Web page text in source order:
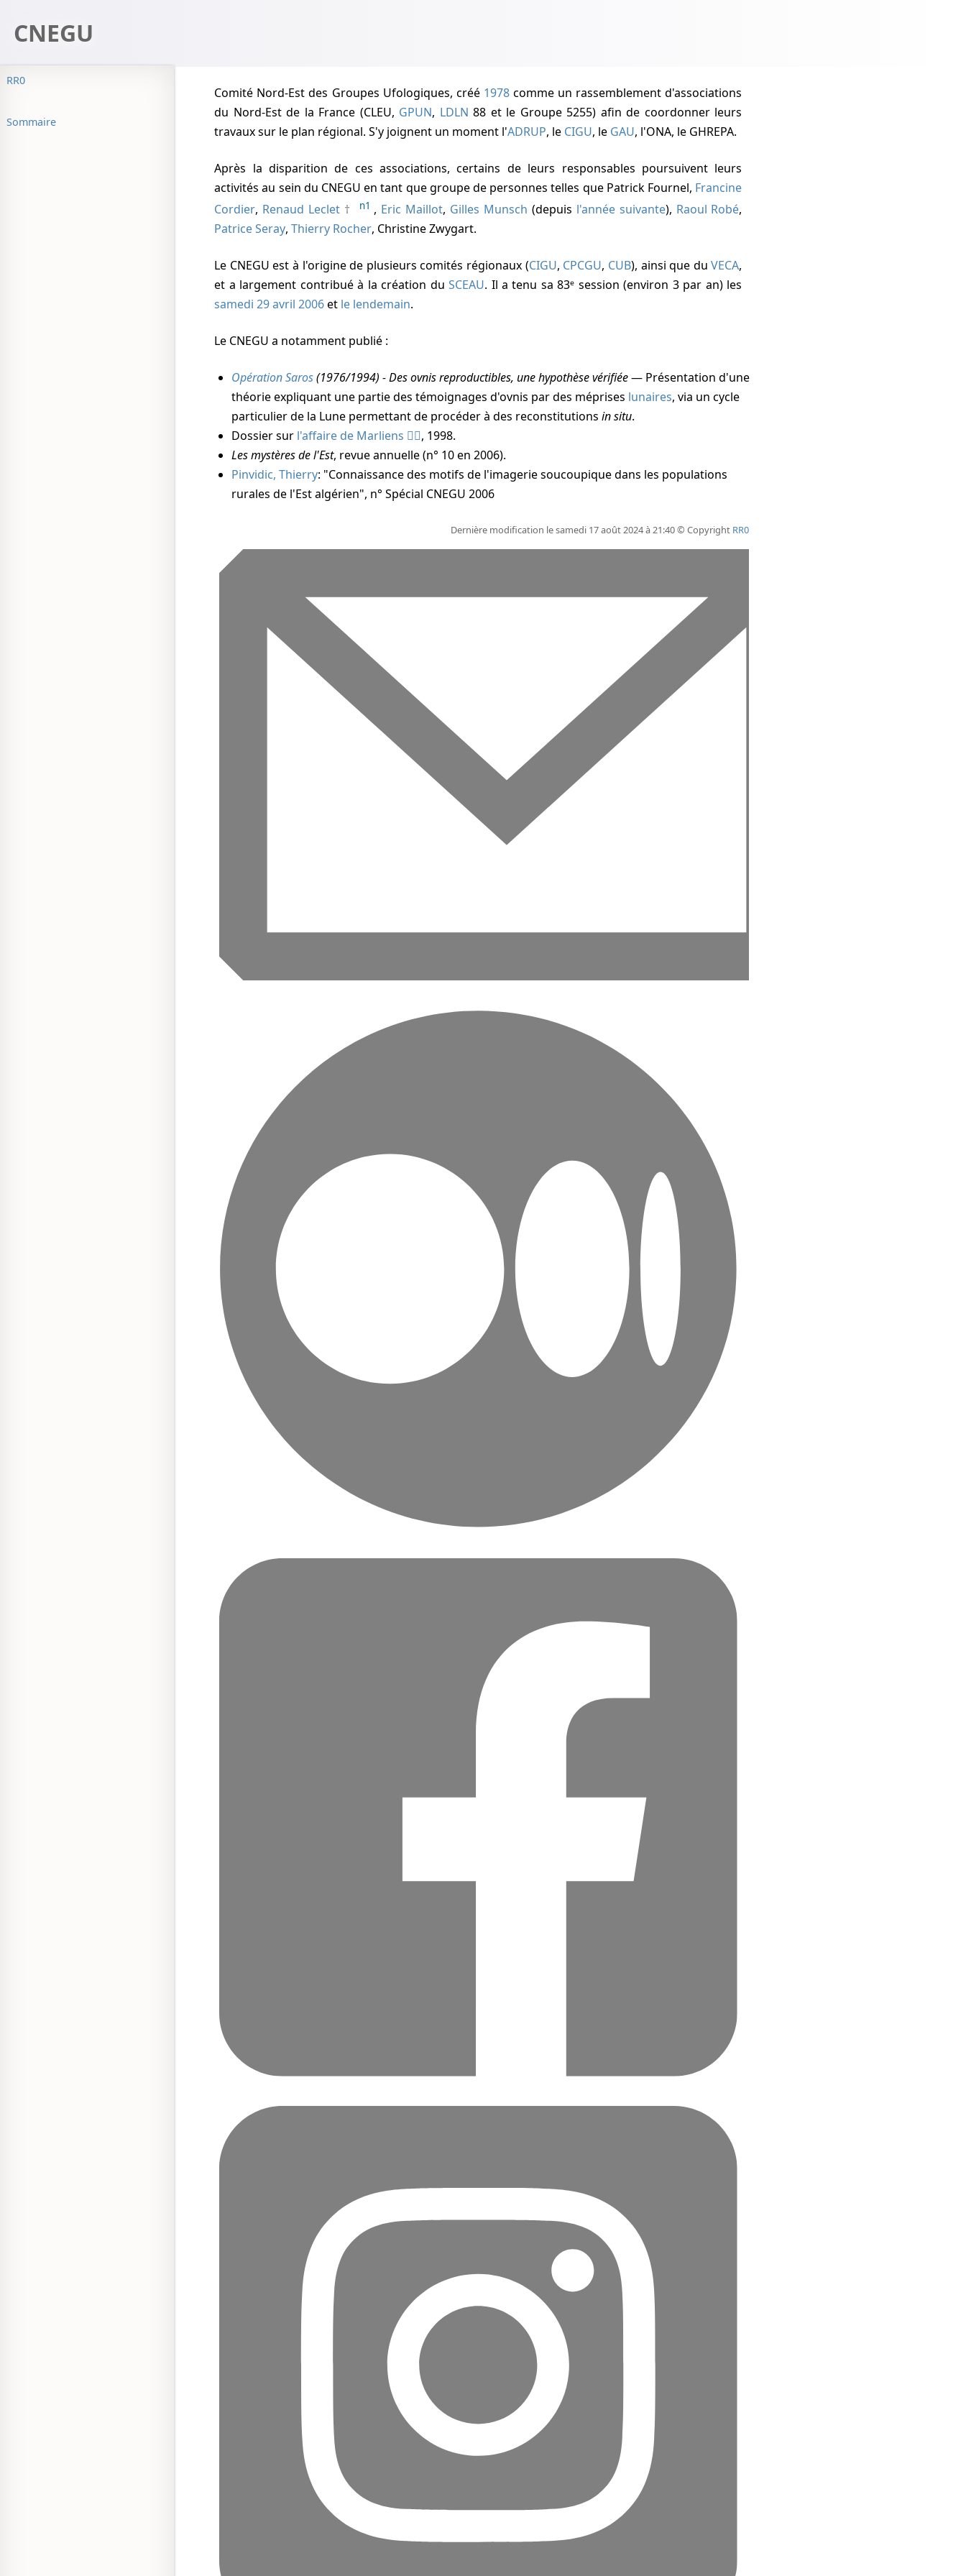
CNEGU
RR0
Sommaire
Comité Nord-Est des Groupes Ufologiques, créé 1978comme un rassemblement d'associations
du Nord-Est de la France (CLEU, GPUN, LDLN 88 et le Groupe 5255) afin de coordonner leurs
travaux sur le plan régional. S'y joignent un moment l'ADRUP, le CIGU, le GAU, l'ONA, le GHREPA.
Après la disparition de ces associations, certains de leurs responsables poursuivent leurs
activités au sein du CNEGU en tant que groupe de personnes telles que Patrick Fournel, Francine
Cordier, Renaud Leclet n1 , Eric Maillot, Gilles Munsch (depuis l'année suivante), Raoul Robé,
Patrice Seray,Thierry Rocher, Christine Zwygart.
Le CNEGU est à l'origine de plusieurs comités régionaux (CIGU, CPCGU, CUB), ainsi que duVECA,
et a largement contribué à la création duSCEAU. Il a tenu sa 83ᵉ session (environ 3 par an) les
samedi 29 avril 2006et le lendemain.
Le CNEGU a notamment publié :
Opération Saros(1976/1994) - Des ovnis reproductibles, une hypothèse vérifiée— Présentation d'une
théorie expliquant une partie des témoignages d'ovnis par des méprises lunaires, via un cycle
particulier de la Lune permettant de procéder à des reconstitutionsin situ.
Dossier sur l'affaire de Marliens
, 1998.
Les mystères de l'Est, revue annuelle (n° 10 en 2006).
Pinvidic, Thierry: "Connaissance des motifs de l'imagerie soucoupique dans les populations
rurales de l'Est algérien", n° Spécial CNEGU 2006
Dernière modification le samedi 17 août 2024 à 21:40 © Copyright RR0